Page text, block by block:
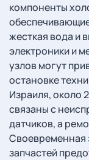
компоненты
жесткая вода и
электроники и
узлов могут
остановке
Израиля, около
связаны с
датчиков, а
Своевременная
запчастей